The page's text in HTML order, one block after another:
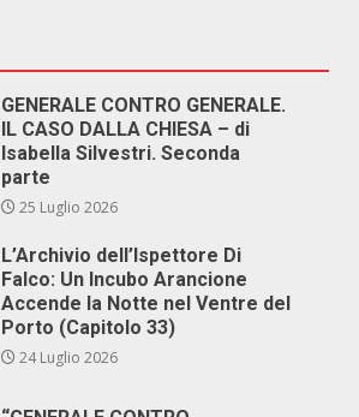
GENERALE CONTRO GENERALE.
IL CASO DALLA CHIESA – di
Isabella Silvestri. Seconda
parte
25 Luglio 2026
L’Archivio dell’Ispettore Di
Falco: Un Incubo Arancione
Accende la Notte nel Ventre del
Porto (Capitolo 33)
24 Luglio 2026